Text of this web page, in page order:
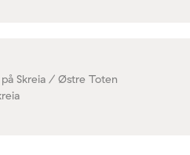
på Skreia / Østre Toten